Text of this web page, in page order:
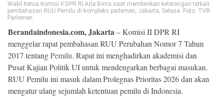
Copyright
Beranda
Indonesia
.
All
Right
Reserved
Wakil Ketua Komisi II DPR RI Aria Bima saat memberikan keterangan terkait
pembahasan RUU Pemilu di kompleks parlemen, Jakarta, Selasa. Foto: TVR
Parlemen
Berandaindonesia.com, Jakarta– Komisi II DPR RI
menggelar rapat pembahasan RUU Perubahan Nomor 7 Tahun
2017 tentangPemilu. Rapat ini menghadirkan akademisi dan
Pusat Kajian Politik UI untuk mendengarkan berbagai masukan.
RUU Pemilu ini masuk dalam Prolegnas Prioritas 2026 dan akan
mengatur ulang sejumlah ketentuan pemilu di Indonesia.